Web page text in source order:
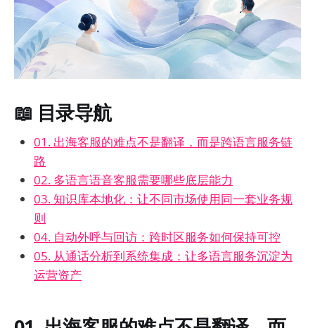
📖 目录导航
01. 出海客服的难点不是翻译，而是跨语言服务链
路
02. 多语言语音客服需要哪些底层能力
03. 知识库本地化：让不同市场使用同一套业务规
则
04. 自动外呼与回访：跨时区服务如何保持可控
05. 从通话分析到系统集成：让多语言服务沉淀为
运营资产